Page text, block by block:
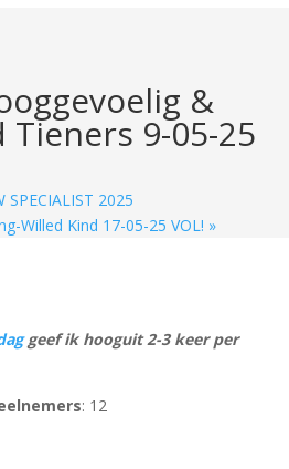
&
9-05-25
SPECIALIST 2025
Willed Kind 17-05-25 VOL! »
geef ik hooguit 2-3 keer per
: 12